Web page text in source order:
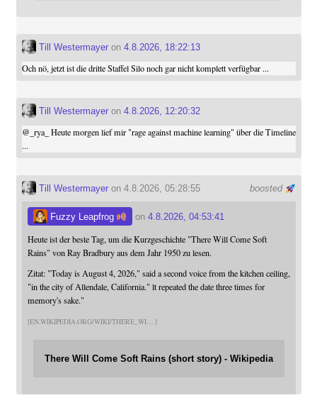
Till Westermayeron 4.8.2026, 18:22:13
Och nö, jetzt ist die dritte Staffel Silo noch gar nicht komplett verfügbar ...
Till Westermayeron 4.8.2026, 12:20:32
@ _rya_ Heute morgen lief mir "rage against machine learning" über die Timeline
...
boosted
Till Westermayeron 4.8.2026, 05:28:55
Fuzzy Leapfrog on4.8.2026, 04:53:41
Heute ist der beste Tag, um die Kurzgeschichte "There Will Come Soft
Rains" von Ray Bradbury aus dem Jahr 1950 zu lesen.
Zitat: "Today is August 4, 2026," said a second voice from the kitchen ceiling,
"in the city of Allendale, California." lt repeated the date three times for
memory's sake."
EN.WIKIPEDIA.ORG/WIKI/THERE_WI
There Will Come Soft Rains (short story) - Wikipedia